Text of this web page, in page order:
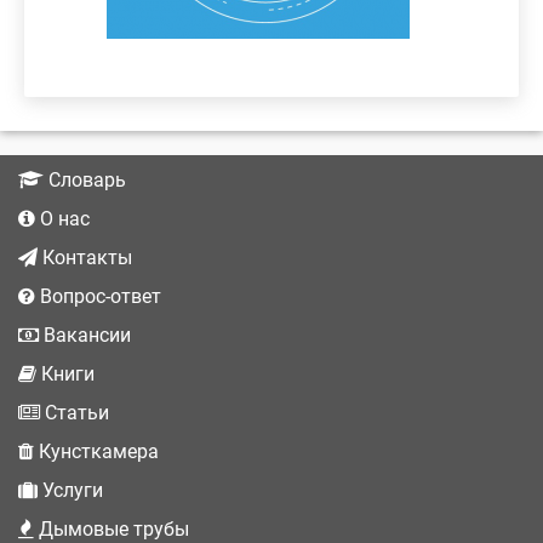
Словарь
О нас
Контакты
Вопрос-ответ
Вакансии
Книги
Статьи
Кунсткамера
Услуги
Дымовые трубы